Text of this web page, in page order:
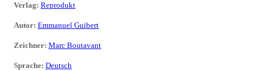
Verlag: Reprodukt
Autor: Emmanuel Guibert
Zeichner: Marc Boutavant
Sprache: Deutsch